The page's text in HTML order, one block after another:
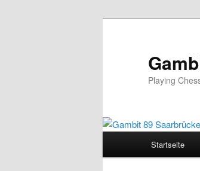
Playing
Startseite